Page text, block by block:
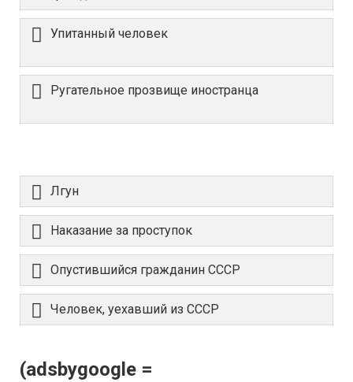
Упитанный человек
Ругательное прозвище иностранца
Лгун
Наказание за проступок
Опустившийся гражданин СССР
Человек, уехавший из СССР
(adsbygoogle =